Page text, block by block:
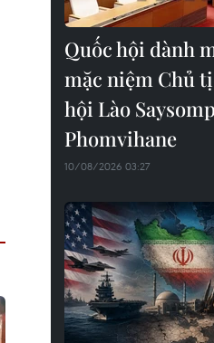
Quốc hội dành
mặc niệm Chủ
hội Lào
Phomvihane
10/08/2026 03:27